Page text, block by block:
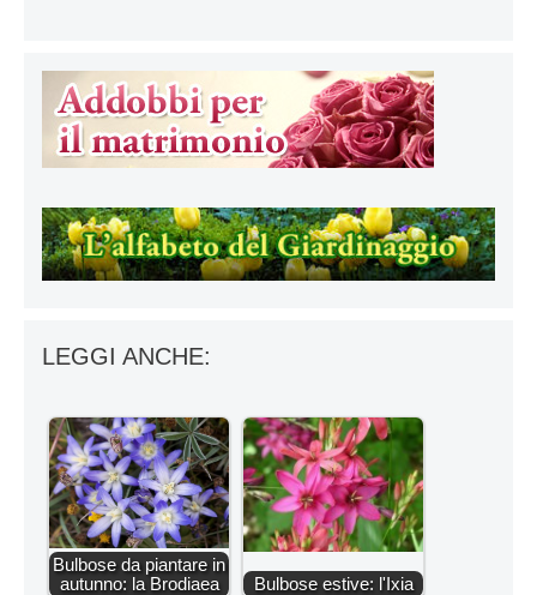
LEGGI ANCHE:
Bulbose da piantare in
autunno: la Brodiaea
Bulbose estive: l'Ixia